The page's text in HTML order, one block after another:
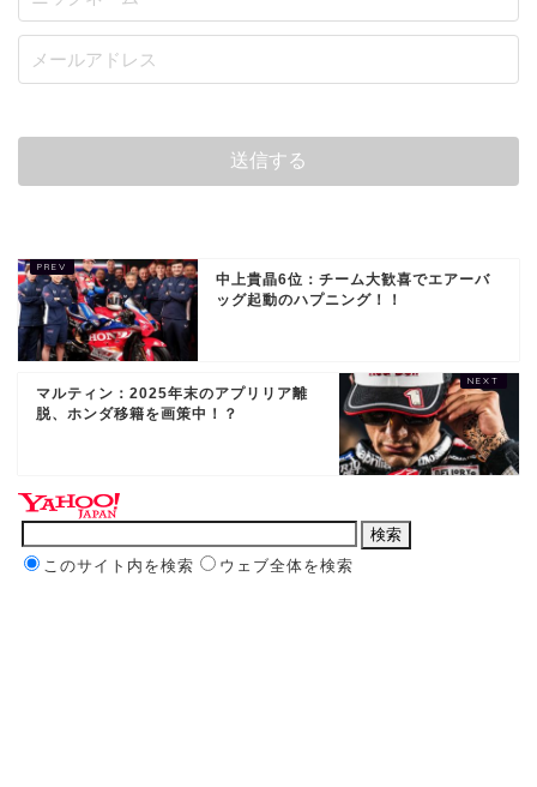
中上貴晶6位：チーム大歓喜でエアーバ
ッグ起動のハプニング！！
マルティン：2025年末のアプリリア離
脱、ホンダ移籍を画策中！？
このサイト内を検索 ウェブ全体を検索